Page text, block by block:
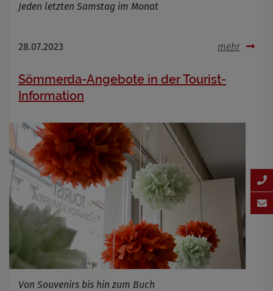
Jeden letzten Samstag im Monat
28.07.2023 mehr
Sömmerda-Angebote in der Tourist-
Information
Von Souvenirs bis hin zum Buch